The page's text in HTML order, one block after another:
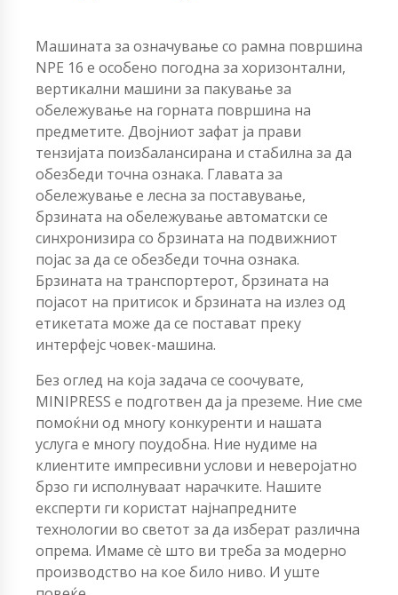
Машината за означување со рамна површина
NPE 16 е особено погодна за хоризонтални,
вертикални машини за пакување за
обележување на горната површина на
предметите. Двојниот зафат ја прави
тензијата поизбалансирана и стабилна за да
обезбеди точна ознака. Главата за
обележување е лесна за поставување,
брзината на обележување автоматски се
синхронизира со брзината на подвижниот
појас за да се обезбеди точна ознака.
Брзината на транспортерот, брзината на
појасот на притисок и брзината на излез од
етикетата може да се постават преку
интерфејс човек-машина.
Без оглед на која задача се соочувате,
MINIPRESS е подготвен да ја преземе. Ние сме
помоќни од многу конкуренти и нашата
услуга е многу поудобна. Ние нудиме на
клиентите импресивни услови и неверојатно
брзо ги исполнуваат нарачките. Нашите
експерти ги користат најнапредните
технологии во светот за да изберат различна
опрема. Имаме сè што ви треба за модерно
производство на кое било ниво. И уште